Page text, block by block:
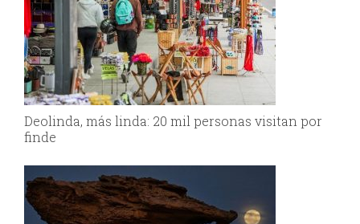
Deolinda, más linda: 20 mil personas visitan por
finde